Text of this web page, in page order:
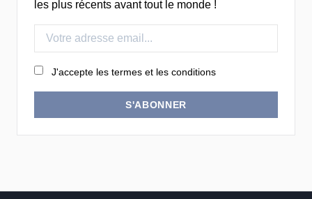
les plus récents avant tout le monde !
J'accepte les termes et les conditions
S'ABONNER